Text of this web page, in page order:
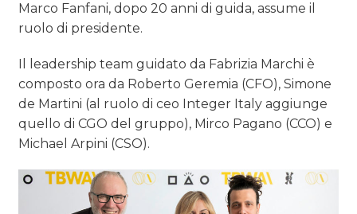
Marco Fanfani, dopo 20 anni di guida, assume il
ruolo di presidente.
Il leadership team guidato da Fabrizia Marchi è
composto ora da Roberto Geremia (CFO), Simone
de Martini (al ruolo di ceo Integer Italy aggiunge
quello di CGO del gruppo), Mirco Pagano (CCO) e
Michael Arpini (CSO).